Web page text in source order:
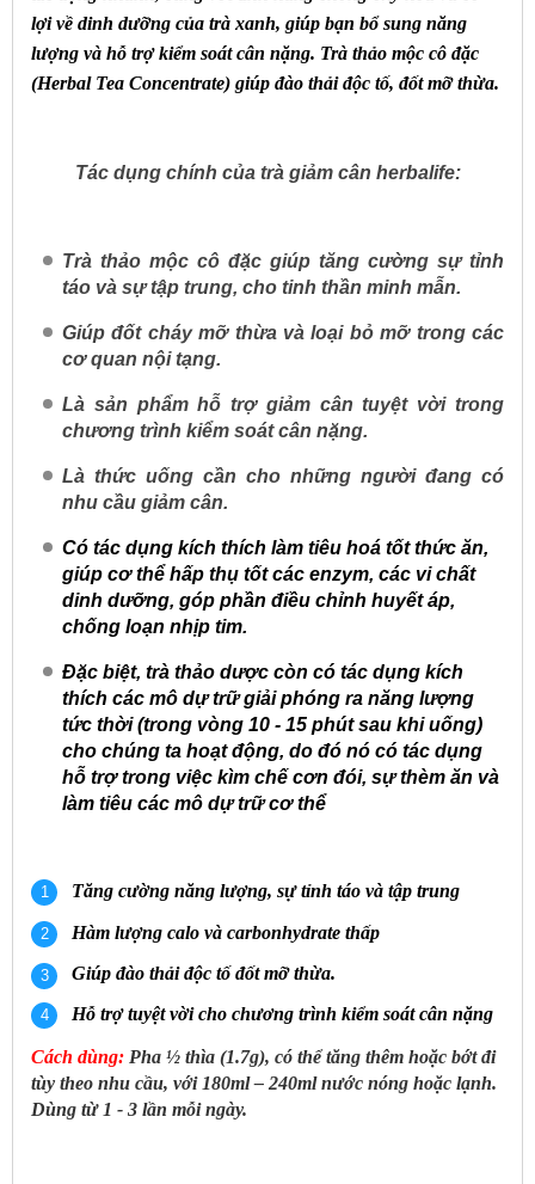
lợi về dinh dưỡng của trà xanh, giúp bạn bổ sung năng
lượng và hỗ trợkiểm soát cân nặng. Trà thảo mộc cô đặc
(Herbal Tea Concentrate) giúp đào thải độc tố, đốt mỡ thừa.
Tác dụng chính của trà giảm cân herbalife:
Trà thảo mộc cô đặc giúp tăng cường sự tỉnh
táo và sự tập trung, cho tinh thần minh mẫn.
Giúp đốt cháy mỡ thừa và loại bỏ mỡ trong các
cơ quan nội tạng.
Là sản phẩm hỗ trợ giảm cân tuyệt vời trong
chương trình kiểm soát cân nặng.
Là thức uống cần cho những người đang có
nhu cầu giảm cân.
Có tác dụng kích thích làm tiêu hoá tốt thức ăn,
giúp cơ thể hấp thụ tốt các enzym, các vi chất
dinh dưỡng, góp phần điều chỉnh huyết áp,
chống loạn nhịp tim.
Đặc biệt, trà thảo dược còn có tác dụng kích
thích các mô dự trữ giải phóng ra năng lượng
tức thời (trong vòng 10 - 15 phút sau khi uống)
cho chúng ta hoạt động, do đó nó có tác dụng
hỗ trợ trong việc kìm chế cơn đói, sự thèm ăn và
làm tiêu các mô dự trữ cơ thể
Tăng cường năng lượng, sự tỉnh táo và tập trung
Hàm lượng calo và carbonhydrate thấp
Giúp đào thải độc tố đốt mỡ thừa.
Hỗ trợ tuyệt vời cho chương trình kiểm soát cân nặng
Cách dùng: Pha ½ thìa (1.7g), có thể tăng thêm hoặc bớt đi
tùy theo nhu cầu, với 180ml – 240ml nước nóng hoặc lạnh.
Dùng từ 1 - 3 lần mỗi ngày.